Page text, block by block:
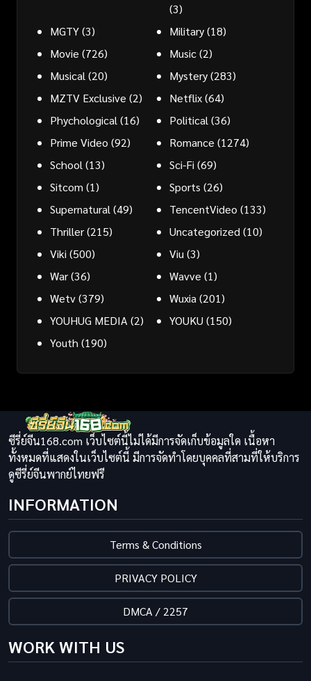
(3)
MGTY(3) Military(18)
Movie (726) Music(2)
Musical (20) Mystery(283)
MZTV Exclusive (2) Netflix(64)
Phychological (16) Political (36)
Prime Video (92) Romance (1274)
School (13) Sci-Fi (69)
Sitcom (1) Sports (26)
Supernatural (49) TencentVideo (133)
Thriller(215) Uncategorized (10)
Viki (500) Viu (3)
War(36) Wavve (1)
Wetv(379) Wuxia (201)
YOUHUG MEDIA (2) YOUKU (150)
Youth (190)
ซีรี่ย์จีน168.com เว็บไซต์นี้ไม่ได้มีการจัดเก็บข้อมูลใด เนื้อหา
ทั้งหมดที่แสดงในเว็บไซต์นี้ มีการจัดทำโดยบุคคลที่สามที่ให้บริการ
ดูซีรี่ย์จีนพากย์ไทยฟรี
INFORMATION
Terms & Conditions
PRIVACY POLICY
DMCA / 2257
WORK WITH US